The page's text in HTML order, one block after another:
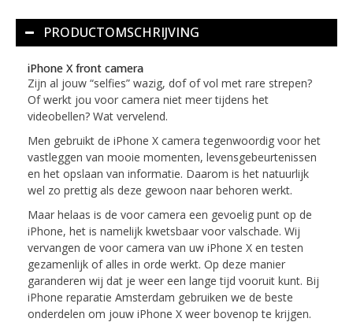
PRODUCTOMSCHRIJVING
iPhone X front camera
Zijn al jouw “selfies” wazig, dof of vol met rare strepen?
Of werkt jou voor camera niet meer tijdens het
videobellen? Wat vervelend.
Men gebruikt de iPhone X camera tegenwoordig voor het
vastleggen van mooie momenten, levensgebeurtenissen
en het opslaan van informatie. Daarom is het natuurlijk
wel zo prettig als deze gewoon naar behoren werkt.
Maar helaas is de voor camera een gevoelig punt op de
iPhone, het is namelijk kwetsbaar voor valschade. Wij
vervangen de voor camera van uw iPhone X en testen
gezamenlijk of alles in orde werkt. Op deze manier
garanderen wij dat je weer een lange tijd vooruit kunt. Bij
iPhone reparatie Amsterdam gebruiken we de beste
onderdelen om jouw iPhone X weer bovenop te krijgen.